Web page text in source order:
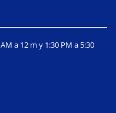
a 12 m y 1:30 PM a 5:30